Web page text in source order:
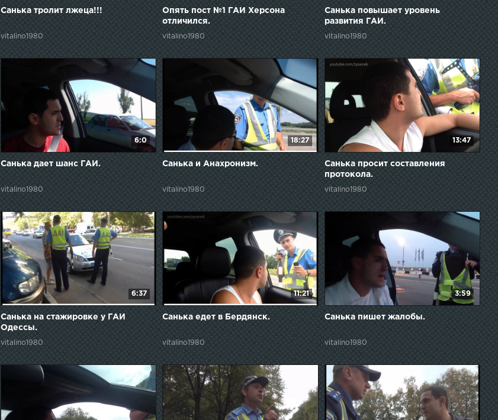
Санька тролит лжеца!!!
vitalino1980
Опять пост №1 ГАИ Херсона
отличился.
vitalino1980
Санька повышает уровень
развития ГАИ.
vitalino1980
6:0
Санька дает шанс ГАИ.
vitalino1980
18:27
Санька и Анахронизм.
vitalino1980
13:47
Санька просит составления
протокола.
vitalino1980
6:37
Санька на стажировке у ГАИ
Одессы.
vitalino1980
11:21
Санька едет в Бердянск.
vitalino1980
3:59
Санька пишет жалобы.
vitalino1980